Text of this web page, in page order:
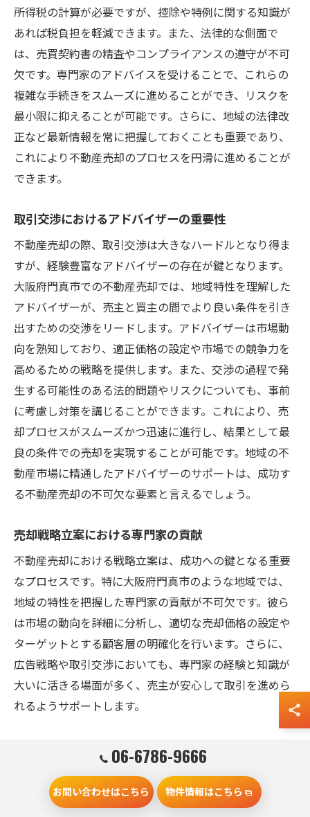
所得税の計算が必要ですが、控除や特例に関する知識が
あれば税負担を軽減できます。また、法律的な側面で
は、売買契約書の精査やコンプライアンスの遵守が不可
欠です。専門家のアドバイスを受けることで、これらの
複雑な手続きをスムーズに進めることができ、リスクを
最小限に抑えることが可能です。さらに、地域の法律改
正など最新情報を常に把握しておくことも重要であり、
これにより不動産売却のプロセスを円滑に進めることが
できます。
取引交渉におけるアドバイザーの重要性
不動産売却の際、取引交渉は大きなハードルとなり得ま
すが、経験豊富なアドバイザーの存在が鍵となります。
大阪府門真市での不動産売却では、地域特性を理解した
アドバイザーが、売主と買主の間でより良い条件を引き
出すための交渉をリードします。アドバイザーは市場動
向を熟知しており、適正価格の設定や市場での競争力を
高めるための戦略を提供します。また、交渉の過程で発
生する可能性のある法的問題やリスクについても、事前
に考慮し対策を講じることができます。これにより、売
却プロセスがスムーズかつ迅速に進行し、結果として最
良の条件での売却を実現することが可能です。地域の不
動産市場に精通したアドバイザーのサポートは、成功す
る不動産売却の不可欠な要素と言えるでしょう。
売却戦略立案における専門家の貢献
不動産売却における戦略立案は、成功への鍵となる重要
なプロセスです。特に大阪府門真市のような地域では、
地域の特性を把握した専門家の貢献が不可欠です。彼ら
は市場の動向を詳細に分析し、適切な売却価格の設定や
ターゲットとする顧客層の明確化を行います。さらに、
広告戦略や取引交渉においても、専門家の経験と知識が
大いに活きる場面が多く、売主が安心して取引を進めら
れるようサポートします。
成功事例に学ぶプロフェッショナルのアプローチ
成功例では、専門家が市場調査をもとに、最適な価格と
効果的な広告手法を組み合わせ、迅速な売却を実現しま
06-6786-9666
お問い合わせはこちら 物件情報はこちら